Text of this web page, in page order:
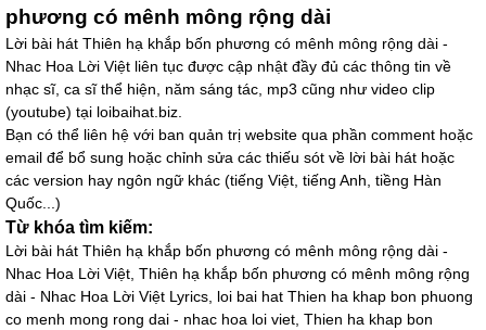
phương có mênh mông rộng dài
Lời bài hát Thiên hạ khắp bốn phương có mênh mông rộng dài -
Nhac Hoa Lời Việt liên tục được cập nhật đầy đủ các thông tin về
nhạc sĩ, ca sĩ thể hiện, năm sáng tác, mp3 cũng như video clip
(youtube) tại loibaihat.biz.
Bạn có thể liên hệ với ban quản trị website qua phần comment hoặc
email để bổ sung hoặc chỉnh sửa các thiếu sót về lời bài hát hoặc
các version hay ngôn ngữ khác (tiếng Việt, tiếng Anh, tiềng Hàn
Quốc...)
Từ khóa tìm kiếm:
Lời bài hát Thiên hạ khắp bốn phương có mênh mông rộng dài -
Nhac Hoa Lời Việt, Thiên hạ khắp bốn phương có mênh mông rộng
dài - Nhac Hoa Lời Việt Lyrics, loi bai hat Thien ha khap bon phuong
co menh mong rong dai - nhac hoa loi viet, Thien ha khap bon